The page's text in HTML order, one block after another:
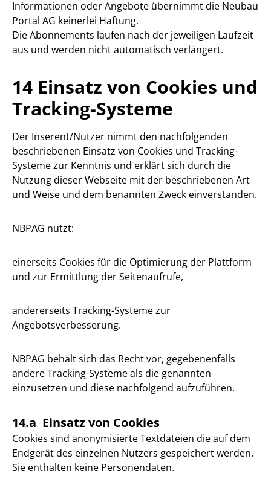
Informationen oder Angebote übernimmt die Neubau
Portal AG keinerlei Haftung.
Die Abonnements laufen nach der jeweiligen Laufzeit
aus und werden nicht automatisch verlängert.
14 Einsatz von Cookies und
Tracking-Systeme
Der Inserent/Nutzer nimmt den nachfolgenden
beschriebenen Einsatz von Cookies und Tracking-
Systeme zur Kenntnis und erklärt sich durch die
Nutzung dieser Webseite mit der beschriebenen Art
und Weise und dem benannten Zweck einverstanden.
NBPAG nutzt:
einerseits Cookies für die Optimierung der Plattform
und zur Ermittlung der Seitenaufrufe,
andererseits Tracking-Systeme zur
Angebotsverbesserung.
NBPAG behält sich das Recht vor, gegebenenfalls
andere Tracking-Systeme als die genannten
einzusetzen und diese nachfolgend aufzuführen.
14.a Einsatz von Cookies
Cookies sind anonymisierte Textdateien die auf dem
Endgerät des einzelnen Nutzers gespeichert werden.
Sie enthalten keine Personendaten.